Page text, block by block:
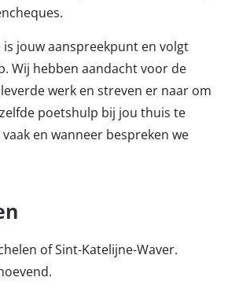
jouw aanspreekpunt en volgt
Wij hebben aandacht voor de
werk en streven er naar om
poetshulp bij jou thuis te
en wanneer bespreken we
of Sint-Katelijne-Waver.